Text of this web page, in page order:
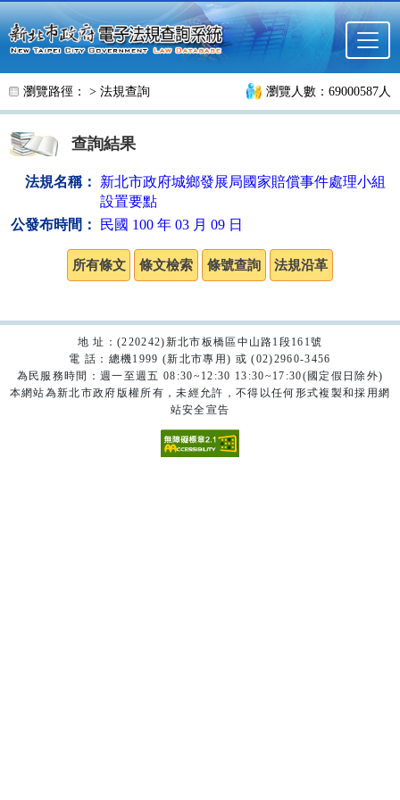
跳至主要內容
瀏覽路徑： > 法規查詢 瀏覽人數：69000587人
查詢結果
法規名稱：
新北市政府城鄉發展局國家賠償事件處理小組
設置要點
公發布時間：
民國 100 年 03 月 09 日
地 址：(220242)新北市板橋區中山路1段161號
電 話：總機1999 (新北市專用) 或 (02)2960-3456
為民服務時間：週一至週五 08:30~12:30 13:30~17:30(國定假日除外)
本網站為新北市政府版權所有，未經允許，不得以任何形式複製和採用網
站安全宣告